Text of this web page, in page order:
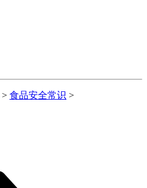
> 食品安全常识 >